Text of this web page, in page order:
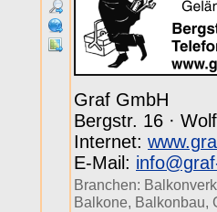
Graf GmbH
Bergstr. 16 ·
Internet:
E-Mail:
Branchen:
Balkone, Balkonbau,